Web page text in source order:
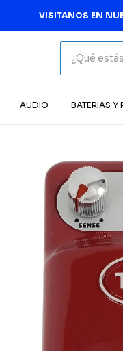
VISITANOS EN
AUDIO BATERIAS Y